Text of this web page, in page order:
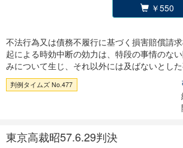
￥550
不法行為又は債務不履行に基づく損害賠償請
起による時効中断の効力は、特段の事情のな
みについて生じ、それ以外には及ばないとし
判例タイムズ No.477
東京高裁昭57.6.29判決